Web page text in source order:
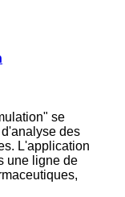
se
des
L'application
une ligne de